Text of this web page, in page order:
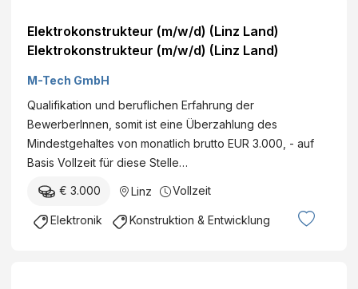
Elektrokonstrukteur (m/w/d) (Linz Land)
Elektrokonstrukteur (m/w/d) (Linz Land)
M-Tech GmbH
Qualifikation und beruflichen Erfahrung der
BewerberInnen, somit ist eine Überzahlung des
Mindestgehaltes von monatlich brutto EUR 3.000, - auf
Basis Vollzeit für diese Stelle…
€ 3.000 Linz Vollzeit
Elektronik Konstruktion & Entwicklung